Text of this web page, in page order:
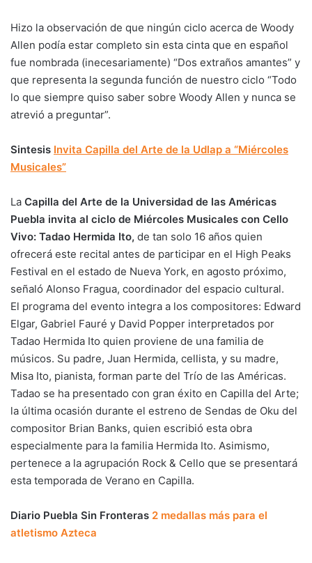
Hizo la observación de que ningún ciclo acerca de Woody
Allen podía estar completo sin esta cinta que en español
fue nombrada (inecesariamente) “Dos extraños amantes” y
que representa la segunda función de nuestro ciclo “Todo
lo que siempre quiso saber sobre Woody Allen y nunca se
atrevió a preguntar”.
Sintesis Invita Capilla del Arte de la Udlap a “Miércoles
Musicales”
La Capilla del Arte de la Universidad de las Américas
Puebla invita al ciclo de Miércoles Musicales con Cello
Vivo: Tadao Hermida Ito, de tan solo 16 años quien
ofrecerá este recital antes de participar en el High Peaks
Festival en el estado de Nueva York, en agosto próximo,
señaló Alonso Fragua, coordinador del espacio cultural.
El programa del evento integra a los compositores: Edward
Elgar, Gabriel Fauré y David Popper interpretados por
Tadao Hermida Ito quien proviene de una familia de
músicos. Su padre, Juan Hermida, cellista, y su madre,
Misa Ito, pianista, forman parte del Trío de las Américas.
Tadao se ha presentado con gran éxito en Capilla del Arte;
la última ocasión durante el estreno de Sendas de Oku del
compositor Brian Banks, quien escribió esta obra
especialmente para la familia Hermida Ito. Asimismo,
pertenece a la agrupación Rock & Cello que se presentará
esta temporada de Verano en Capilla.
Diario Puebla Sin Fronteras 2 medallas más para el
atletismo Azteca